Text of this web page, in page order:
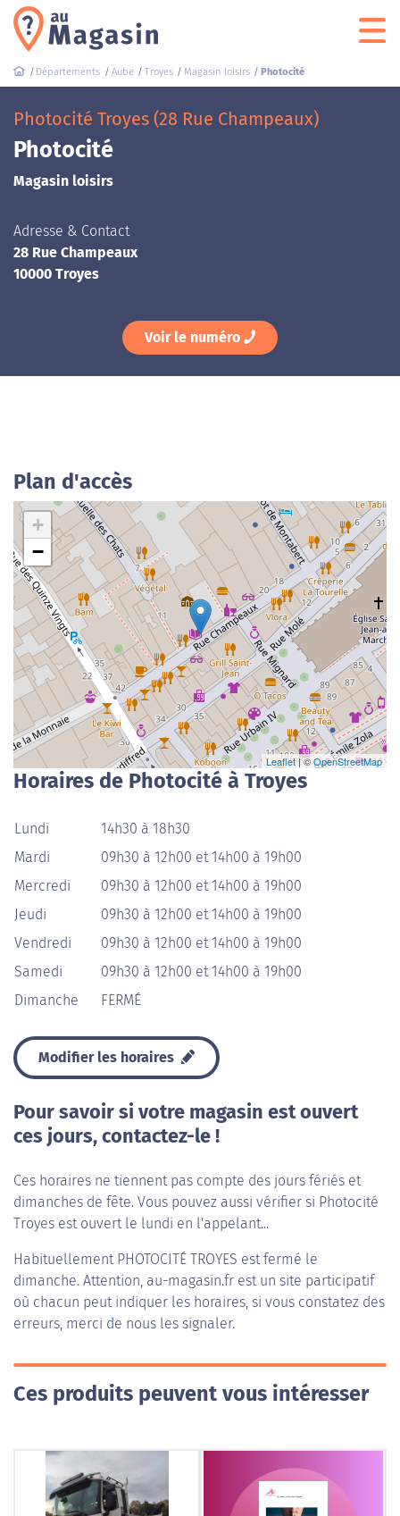
Départements Aube Troyes Magasin loisirs Photocité
Photocité Troyes (28 Rue Champeaux)
Photocité
Magasin loisirs
Adresse & Contact
28 Rue Champeaux
10000 Troyes
Voir le numéro
Plan d'accès
+
−
Leaflet | ©OpenStreetMap
Horaires de Photocité à Troyes
Lundi
14h30 à 18h30
Mardi
09h30 à 12h00 et 14h00 à 19h00
Mercredi
09h30 à 12h00 et 14h00 à 19h00
Jeudi
09h30 à 12h00 et 14h00 à 19h00
Vendredi
09h30 à 12h00 et 14h00 à 19h00
Samedi
09h30 à 12h00 et 14h00 à 19h00
Dimanche
FERMÉ
Modifier les horaires
Pour savoir si votre magasin est ouvert
ces jours, contactez-le !
Ces horaires ne tiennent pas compte des jours fériés et
dimanches de fête. Vous pouvez aussi vérifier si Photocité
Troyes est ouvert le lundi en l'appelant...
Habituellement PHOTOCITÉ TROYES est fermé le
dimanche. Attention, au-magasin.fr est un site participatif
où chacun peut indiquer les horaires, si vous constatez des
erreurs, merci de nous les signaler.
Ces produits peuvent vous intéresser